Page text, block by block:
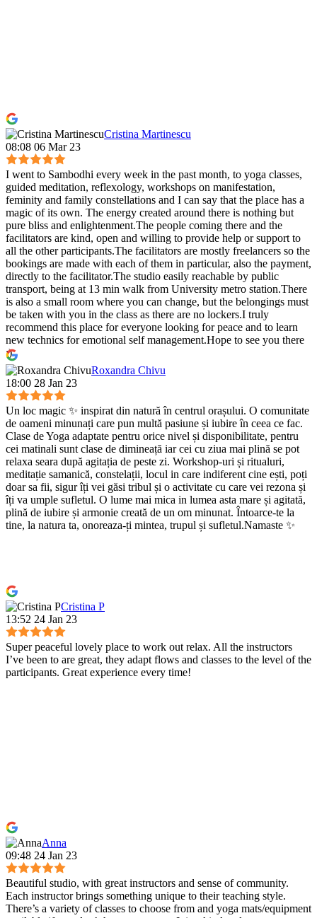
Cristina Martinescu
08:08 06 Mar 23
I went to Sambodhi every week in the past month, to yoga classes,
guided meditation, reflexology, workshops on manifestation,
feminity and family constellations and I can say that the place has a
magic of its own. The energy created around there is nothing but
pure bliss and enlightenment.The people coming there and the
facilitators are kind, open and willing to provide help or support to
all the other participants.The facilitators are mostly freelancers so the
bookings are made with each of them in particular, also the payment,
directly to the facilitator.The studio easily reachable by public
transport, being at 13 min walk from University metro station.There
is also a small room where you can change, but the belongings must
be taken with you in the class as there are no lockers.I truly
recommend this place for everyone looking for peace and to learn
new technics for emotional self management.Hope to see you there
:)
Roxandra Chivu
18:00 28 Jan 23
Un loc magic ✨ inspirat din natură în centrul orașului. O comunitate
de oameni minunați care pun multă pasiune și iubire în ceea ce fac.
Clase de Yoga adaptate pentru orice nivel și disponibilitate, pentru
cei matinali sunt clase de dimineață iar cei cu ziua mai plină se pot
relaxa seara după agitația de peste zi. Workshop-uri și ritualuri,
meditație samanică, constelații, locul in care indiferent cine ești, poți
doar sa fii, sigur îți vei găsi tribul și o activitate cu care vei rezona și
îți va umple sufletul. O lume mai mica in lumea asta mare și agitată,
plină de iubire și armonie creată de un om minunat. Întoarce-te la
tine, la natura ta, onoreaza-ți mintea, trupul și sufletul.Namaste ✨
Cristina P
13:52 24 Jan 23
Super peaceful lovely place to work out relax. All the instructors
I’ve been to are great, they adapt flows and classes to the level of the
participants. Great experience every time!
Anna
09:48 24 Jan 23
Beautiful studio, with great instructors and sense of community.
Each instructor brings something unique to their teaching style.
There’s a variety of classes to choose from and yoga mats/equipment